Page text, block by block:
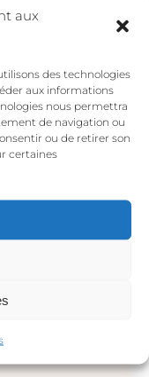
aux
des technologies
aux informations
nous permettra
de navigation ou
ou de retirer son
certaines
avis sur
publiée.
indiqués avec